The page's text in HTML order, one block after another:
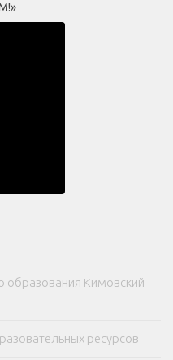
образования Кимовский
ресурсов